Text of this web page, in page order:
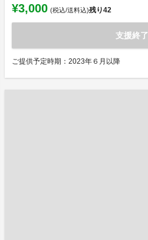
¥3,000 (税込/送料込)残り42
支援終了
ご提供予定時期：2023年６月以降